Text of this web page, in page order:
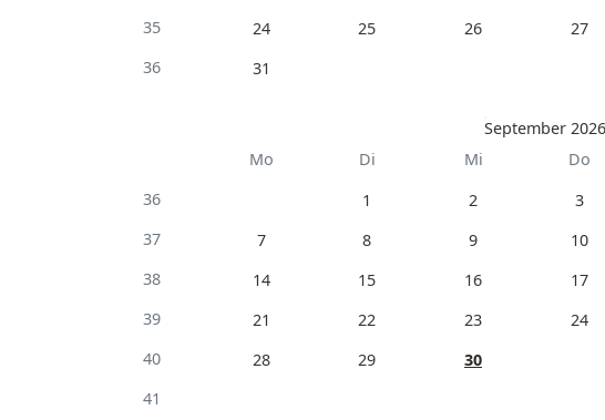
35
24 25 26 27
36
31
September 2026
Mo
Di Mi Do
36
1 2 3
37
7 8 9 10
38
14 15 16 17
39
21 22 23 24
40
28 29
30
41